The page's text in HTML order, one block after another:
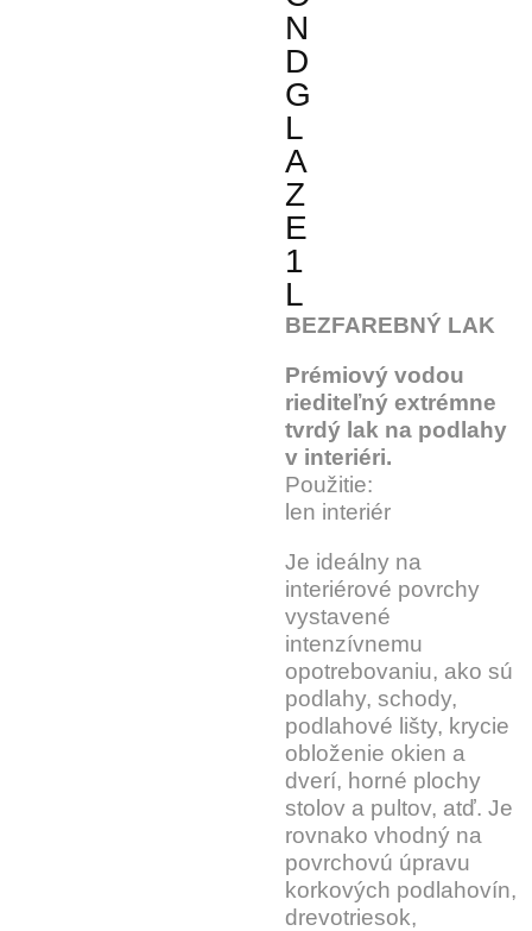
N
D
G
L
A
Z
E
1
L
BEZFAREBNÝ LAK
Prémiový vodou
riediteľný extrémne
tvrdý lak na podlahy
v interiéri.
Použitie:
len interiér
Je ideálny na
interiérové povrchy
vystavené
intenzívnemu
opotrebovaniu, ako sú
podlahy, schody,
podlahové lišty, krycie
obloženie okien a
dverí, horné plochy
stolov a pultov, atď. Je
rovnako vhodný na
povrchovú úpravu
korkových podlahovín,
drevotriesok,